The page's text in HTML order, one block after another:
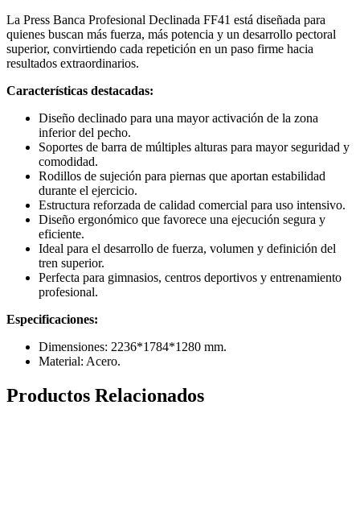
La Press Banca Profesional Declinada FF41 está diseñada para
quienes buscan más fuerza, más potencia y un desarrollo pectoral
superior, convirtiendo cada repetición en un paso firme hacia
resultados extraordinarios.
Características destacadas:
Diseño declinado para una mayor activación de la zona
inferior del pecho.
Soportes de barra de múltiples alturas para mayor seguridad y
comodidad.
Rodillos de sujeción para piernas que aportan estabilidad
durante el ejercicio.
Estructura reforzada de calidad comercial para uso intensivo.
Diseño ergonómico que favorece una ejecución segura y
eficiente.
Ideal para el desarrollo de fuerza, volumen y definición del
tren superior.
Perfecta para gimnasios, centros deportivos y entrenamiento
profesional.
Especificaciones:
Dimensiones: 2236*1784*1280 mm.
Material: Acero.
Productos Relacionados